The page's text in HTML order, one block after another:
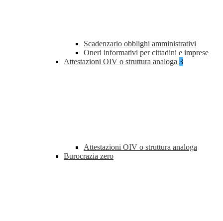
Scadenzario obblighi amministrativi
Oneri informativi per cittadini e imprese
Attestazioni OIV o struttura analoga 3
Attestazioni OIV o struttura analoga
Burocrazia zero